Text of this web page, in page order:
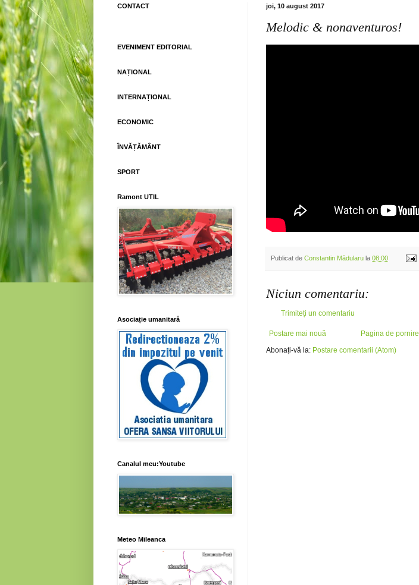
joi, 10 august 2017
Melodic & nonaventuros!
Publicat de Constantin Mădularu la 08:00
Niciun comentariu:
Trimiteți un comentariu
Postare mai nouă
Pagina de pornire
Abonați-vă la: Postare comentarii (Atom)
CONTACT
EVENIMENT EDITORIAL
NAȚIONAL
INTERNAȚIONAL
ECONOMIC
ÎNVĂȚĂMÂNT
SPORT
Ramont UTIL
Asociație umanitară
Canalul meu:Youtube
Meteo Mileanca